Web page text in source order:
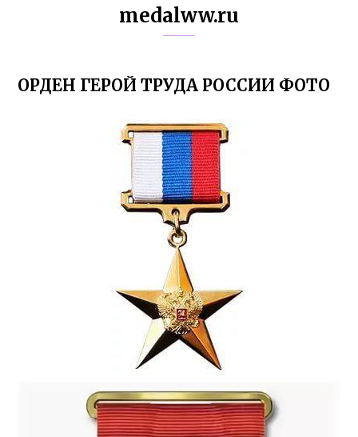
medalww.ru
ОРДЕН ГЕРОЙ ТРУДА РОССИИ ФОТО